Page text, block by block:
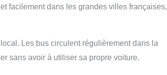
facilement dans les grandes villes françaises,
Les bus circulent régulièrement dans la
sans avoir à utiliser sa propre voiture.